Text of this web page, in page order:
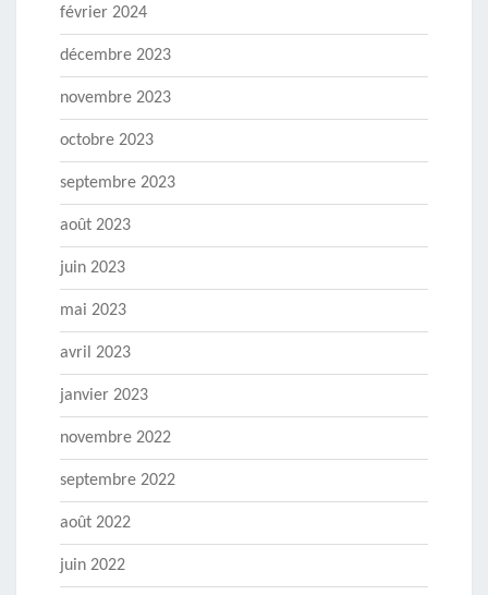
février 2024
décembre 2023
novembre 2023
octobre 2023
septembre 2023
août 2023
juin 2023
mai 2023
avril 2023
janvier 2023
novembre 2022
septembre 2022
août 2022
juin 2022